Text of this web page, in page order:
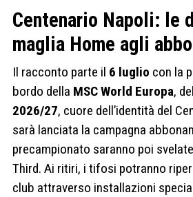
Centenario Napoli: le
maglia Home agli
Il racconto parte il 6 luglio con la
bordo della MSC World Europa,
2026/27, cuore dell’identità del
sarà lanciata la campagna
precampionato saranno poi
Third. Ai ritiri, i tifosi potranno
club attraverso installazioni